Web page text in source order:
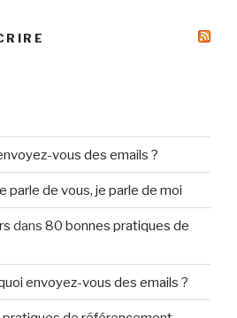
vous des emails ?
parle de vous, je parle de moi
dans 80 bonnes pratiques de
envoyez-vous des emails ?